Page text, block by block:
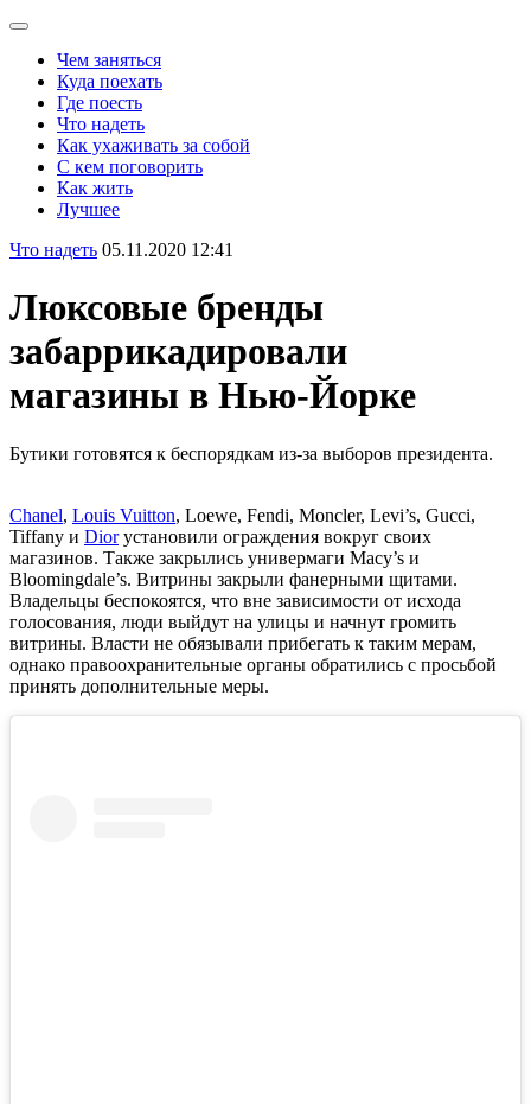
Чем заняться
Куда поехать
Где поесть
Что надеть
Как ухаживать за собой
С кем поговорить
Как жить
Лучшее
Что надеть 05.11.2020 12:41
Люксовые бренды
забаррикадировали
магазины в Нью-Йорке
Бутики готовятся к беспорядкам из-за выборов президента.
Chanel, Louis Vuitton, Loewe, Fendi, Moncler, Levi’s, Gucci,
Tiffany и Diorустановили ограждения вокруг своих
магазинов. Также закрылись универмаги Macy’s и
Bloomingdale’s. Витрины закрыли фанерными щитами.
Владельцы беспокоятся, что вне зависимости от исхода
голосования, люди выйдут на улицы и начнут громить
витрины. Власти не обязывали прибегать к таким мерам,
однако правоохранительные органы обратились с просьбой
принять дополнительные меры.